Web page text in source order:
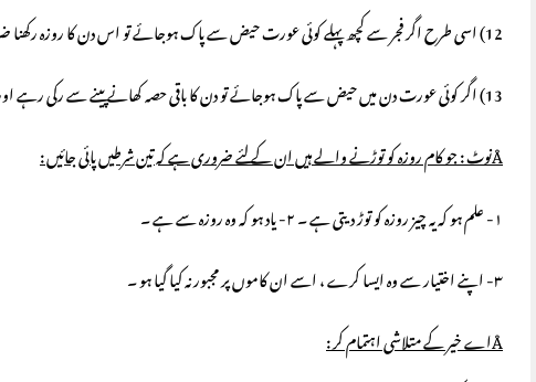
12) اسی طرح اگر فجر سے کچھ پہلے کوئی عورت حیض سے پاک ہوجائے تو اس دن کا روزہ رکھنا ضروری ہے ۔
13) اگر کوئی عورت دن میں حیض سے پاک ہوجائے تو دن کا باقی حصہ کھانے پینے سے رکی رہے اور اس دن کی قضا کرے، بعض علماء کا کہنا ہے کہ اس پر صرف قضا واجب ہے ۔
Åنوٹ : جو کام روزہ کو توڑنے والے ہیں ان کے لئے ضروری ہے کہ تین شرطیں پائی جائیں :
۱- علم ہو کہ یہ چیز روزہ کو توڑ دیتی ہے ۔ ۲- یاد ہو کہ وہ روزہ سے ہے ۔
۳- اپنے اختیار سے وہ ایسا کرے ، اسے ان کاموں پر مجبور نہ کیا گیا ہو ۔
Åاے خیر کے متلاشی اہتمام کر :